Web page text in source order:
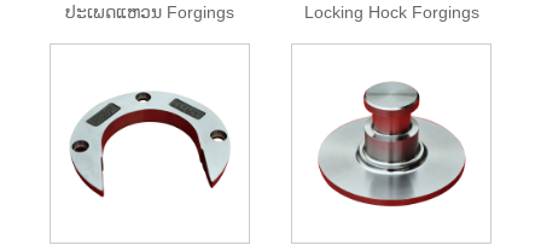
ປະເພດແຫວນ Forgings Locking Hock Forgings